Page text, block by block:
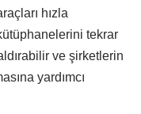
hızla
tekrar
ve şirketlerin
yardımcı